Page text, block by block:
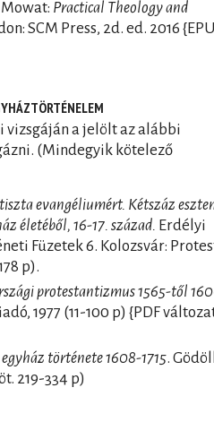
Practical Theology and
SCM Press, 2d. ed. 2016
a jelölt az alábbi
(Mindegyik kötelező
evangéliumért. Kétszáz
életéből, 16-17. század. Erdélyi
Füzetek 6. Kolozsvár:
p).
protestantizmus 1565-től
1977 (11-100 p) {PDF
története 1608-1715.
219-334 p)